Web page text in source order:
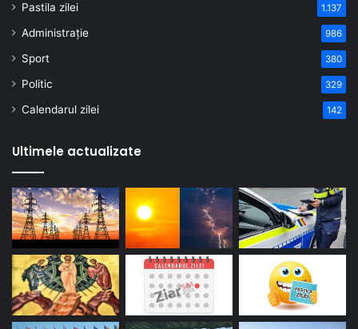
Pastila zilei 1.137
Administrație 986
Sport 380
Politic 329
Calendarul zilei 142
Ultimele actualizate